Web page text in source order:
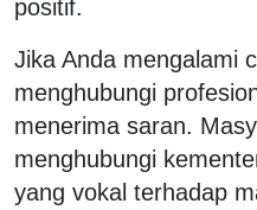
positif.
Jika Anda mengalami
menghubungi
menerima saran.
menghubungi
yang vokal terhadap